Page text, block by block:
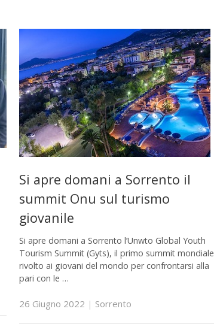
Si apre domani a Sorrento il
summit Onu sul turismo
giovanile
Si apre domani a Sorrento l’Unwto Global Youth
Tourism Summit (Gyts), il primo summit mondiale
rivolto ai giovani del mondo per confrontarsi alla
pari con le …
26 Giugno 2022 | Sorrento